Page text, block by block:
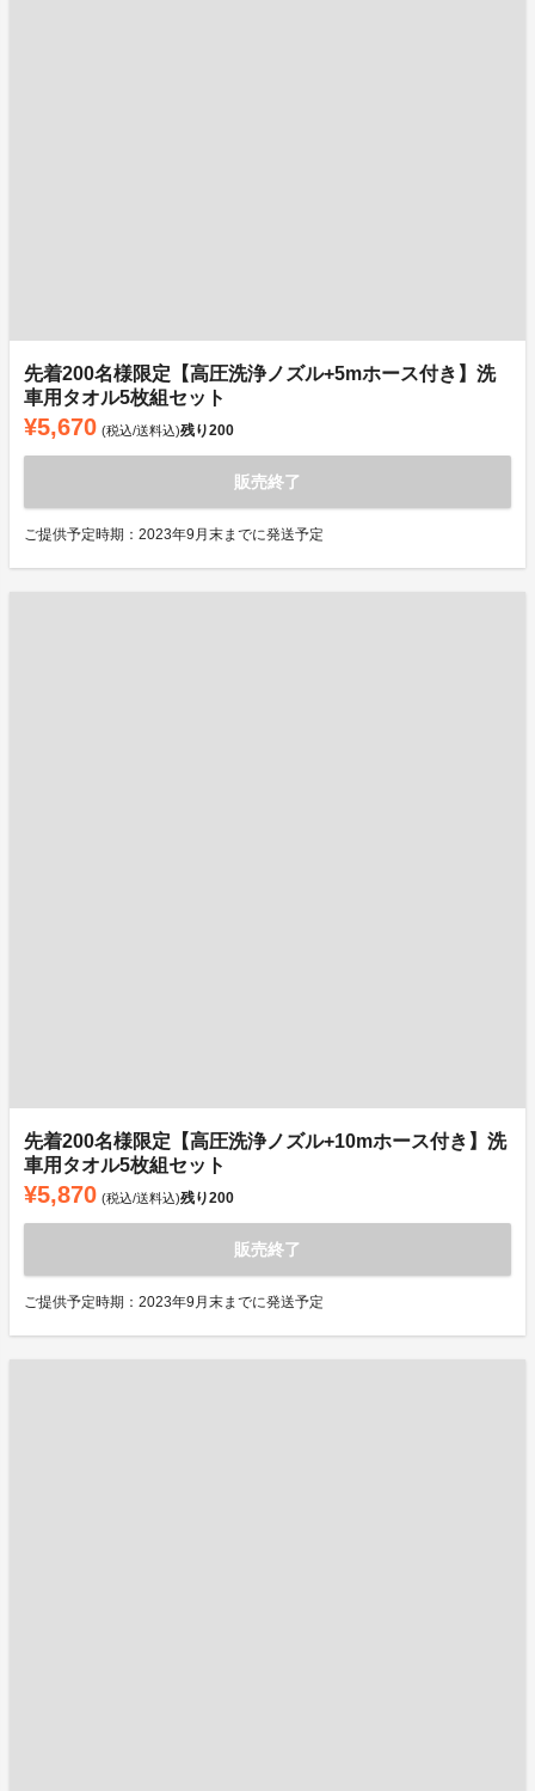
先着200名様限定【高圧洗浄ノズル+5mホース付き】洗
車用タオル5枚組セット
¥5,670 (税込/送料込)残り200
販売終了
ご提供予定時期：2023年9月末までに発送予定
先着200名様限定【高圧洗浄ノズル+10mホース付き】洗
車用タオル5枚組セット
¥5,870 (税込/送料込)残り200
販売終了
ご提供予定時期：2023年9月末までに発送予定